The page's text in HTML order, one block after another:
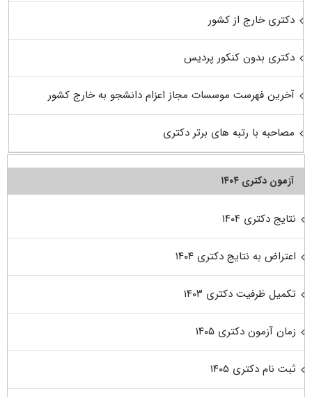
دکتری خارج از کشور
دکتری بدون کنکور پردیس
آخرین فهرست موسسات مجاز اعزام دانشجو به خارج کشور
مصاحبه با رتبه های برتر دکتری
آزمون دکتری ۱۴۰۴
نتایج دکتری ۱۴۰۴
اعتراض به نتایج دکتری ۱۴۰۴
تکمیل ظرفیت دکتری ۱۴۰۳
زمان آزمون دکتری ۱۴۰۵
ثبت نام دکتری ۱۴۰۵